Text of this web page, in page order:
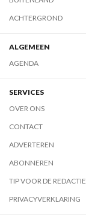
ACHTERGROND
ALGEMEEN
AGENDA
SERVICES
OVER ONS
CONTACT
ADVERTEREN
ABONNEREN
TIP VOOR DE REDACTIE
PRIVACYVERKLARING